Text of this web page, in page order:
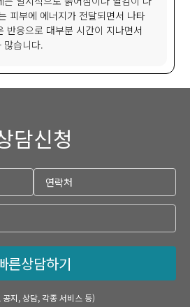
피부에 에너지가 전달되면서 나타
반응으로 대부분 시간이 지나면서
많습니다.
담신청
른상담하기
지, 상담, 각종 서비스 등)